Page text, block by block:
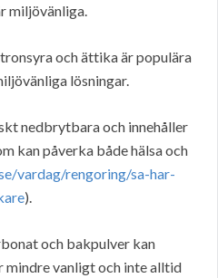
miljövänliga.
och ättika är populära
lösningar.
nedbrytbara och innehåller
kan påverka både hälsa och
vardag/rengoring/sa-har-
).
och bakpulver kan
mindre vanligt och inte alltid